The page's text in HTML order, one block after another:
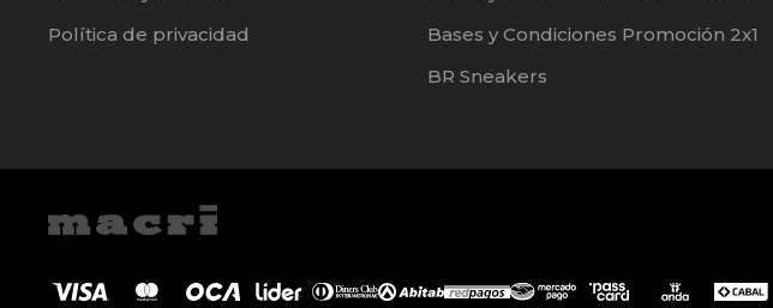
Política de privacidad
Bases y Condiciones Promoción 2x1
BR Sneakers